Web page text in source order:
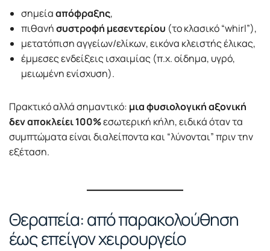
σημείααπόφραξης,
πιθανήσυστροφή μεσεντερίου (το κλασικό “whirl”),
μετατόπιση αγγείων/ελίκων, εικόνα κλειστής έλικας,
έμμεσες ενδείξεις ισχαιμίας (π.χ. οίδημα, υγρό,
μειωμένη ενίσχυση).
Πρακτικό αλλά σημαντικό: μια φυσιολογική αξονική
δεν αποκλείει 100%εσωτερική κήλη, ειδικά όταν τα
συμπτώματα είναι διαλείποντα και “λύνονται” πριν την
εξέταση.
Θεραπεία: από παρακολούθηση
έως επείγον χειρουργείο